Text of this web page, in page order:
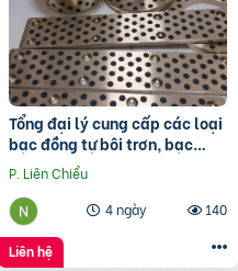
Tổng đại lý cung cấp các loại
bạc đồng tự bôi trơn, bạc
cầu, bạc Graphite
P. Liên Chiểu
4 ngày
140
Liên hệ